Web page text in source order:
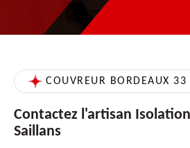
COUVREUR BORDEAUX 33
Contactez l'artisan
Saillans